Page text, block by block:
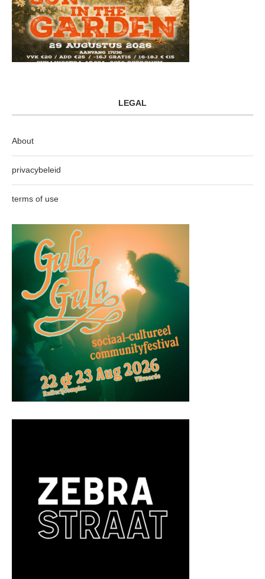
LEGAL
About
privacybeleid
terms of use